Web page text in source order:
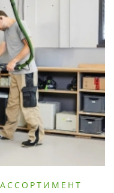
АССОРТИМЕНТ